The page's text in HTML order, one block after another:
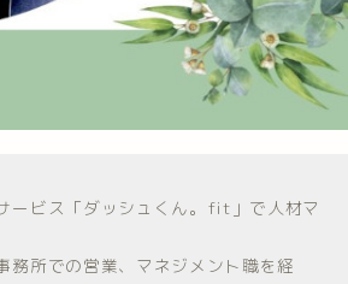
ービス「ダッシュくん。fit」で人材マ
務所での営業、マネジメント職を経